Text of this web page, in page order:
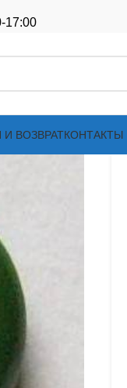
17:00
ВОЗВРАТКОНТАКТЫ